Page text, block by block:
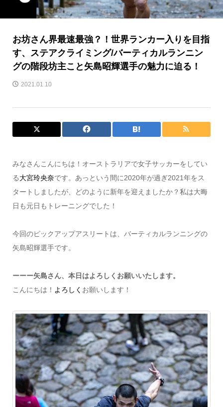
お坊さん界最速最強？！世界ランカー入りを目指
す、ステアクライミング/バーティカルランニン
グの階段坊主こと矢島昭輝選手の魅力に迫る！
2021.01.10
みなさんこんにちは！オーストラリアで女子サッカーをしてい
る大宮玲央奈です。あっという間に2020年が過ぎ2021年をス
タートしましたが、どのように新年を迎えましたか？私は大晦
日も元日もトレーニングでした！
今回のピックアップアスリートは、バーティカルランニングの
矢島昭輝選手です。
ーーー矢島さん、本日はよろしくお願いいたします。
こんにちは！ よろしく お願いします！